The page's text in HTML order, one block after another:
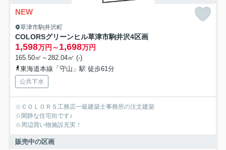
NEW
草津市駒井沢町
COLORSグリーンヒル草津市駒井沢4区画
1,598万円～1,698万円
165.50㎡～282.04㎡ (-)
東海道本線「守山」駅 徒歩61分
公共下水
☆ＣＯＬＯＲＳ工務店一級建築士事務所の注文建築
☆閑静な住宅街です♪
☆周辺買い物施設充実！
販売中の区画